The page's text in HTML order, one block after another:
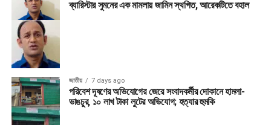
ব্যারিস্টার সুমনের এক মামলায় জামিন স্থগিত, আরেকটিতে বহাল
জাতীয় 7 days ago
পরিবেশ দূষণের অভিযোগের জেরে সংবাদকর্মীর দোকানে হামলা-
ভাঙচুর, ১০ লাখ টাকা লুটের অভিযোগ; হত্যার হুমকি